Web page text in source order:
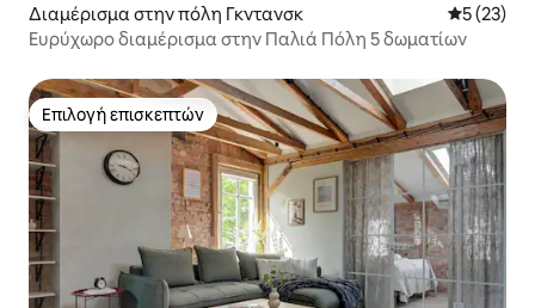
Διαμέρισμα στην πόλη Γκντανσκ Μέση
5 (23)
Ευρύχωρο διαμέρισμα στην Παλιά Πόλη 5 δωματίων
Επιλογή επισκεπτών
Επιλογή επισκεπτών